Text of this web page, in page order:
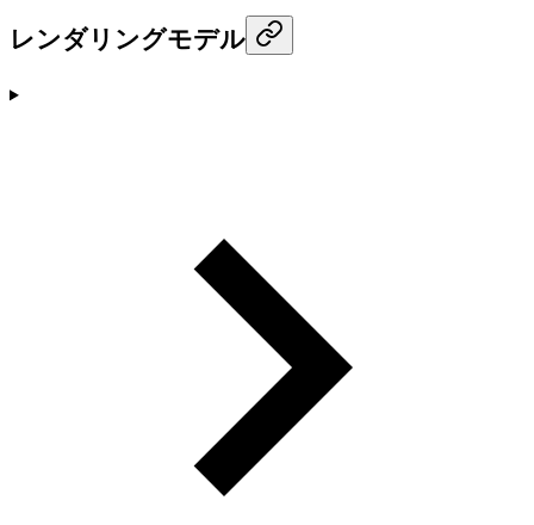
レンダリングモデル